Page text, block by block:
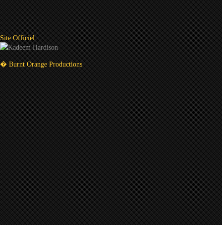
Site Officiel
� Burnt Orange Productions